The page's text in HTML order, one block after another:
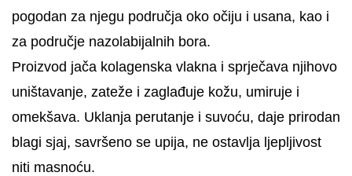
pogodan za njegu područja oko očiju i usana, kao i
za područje nazolabijalnih bora.
Proizvod jača kolagenska vlakna i sprječava njihovo
uništavanje, zateže i zaglađuje kožu, umiruje i
omekšava. Uklanja perutanje i suvoću, daje prirodan
blagi sjaj, savršeno se upija, ne ostavlja ljepljivost
niti masnoću.